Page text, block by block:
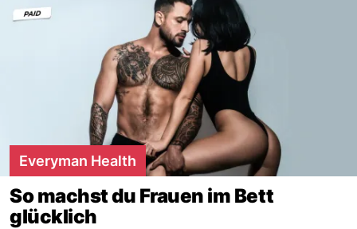
Everyman Health
So machst du Frauen im Bett
glücklich